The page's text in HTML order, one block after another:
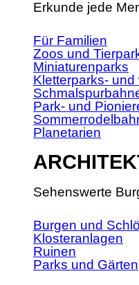
Erkunde jede
Für Familien
Zoos und
Miniaturenparks
Kletterparks- und
Park- und
Planetarien
Sehenswerte
Burgen und
Klosteranlagen
Ruinen
Parks und Gärten